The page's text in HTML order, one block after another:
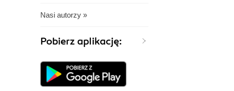
Nasi autorzy »
Pobierz aplikację: